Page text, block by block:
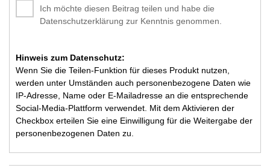
Ich möchte diesen Beitrag teilen und habe die
Datenschutzerklärung zur Kenntnis genommen.
Hinweis zum Datenschutz:
Wenn Sie die Teilen-Funktion für dieses Produkt nutzen,
werden unter Umständen auch personenbezogene Daten wie
IP-Adresse, Name oder E-Mailadresse an die entsprechende
Social-Media-Plattform verwendet. Mit dem Aktivieren der
Checkbox erteilen Sie eine Einwilligung für die Weitergabe der
personenbezogenen Daten zu.